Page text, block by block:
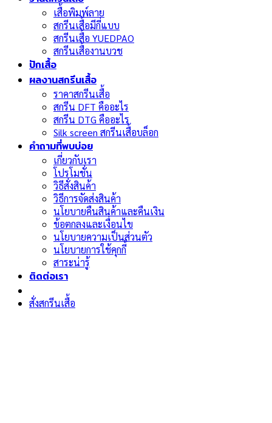
เสื้อพิมพ์ลาย
สกรีนเสื้อมีกี่แบบ
สกรีนเสื้อ YUEDPAO
สกรีนเสื้องานบวช
ปักเสื้อ
ผลงานสกรีนเสื้อ
ราคาสกรีนเสื้อ
สกรีน DFT คืออะไร
สกรีน DTG คืออะไร
Silk screen สกรีนเสื้อบล็อก
คำถามที่พบบ่อย
เกี่ยวกับเรา
โปรโมชั่น
วิธีสั่งสินค้า
วิธีการจัดส่งสินค้า
นโยบายคืนสินค้าและคืนเงิน
ข้อตกลงและเงื่อนไข
นโยบายความเป็นส่วนตัว
นโยบายการใช้คุกกี้
สาระน่ารู้
ติดต่อเรา
สั่งสกรีนเสื้อ